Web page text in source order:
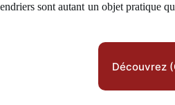
sont autant un objet pratique
Découvrez